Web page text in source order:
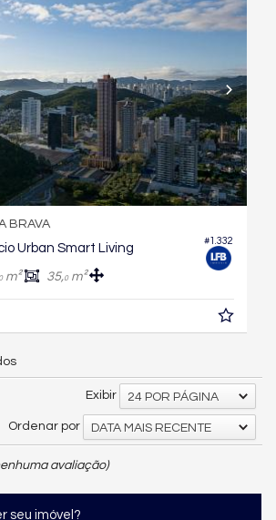
#1.332
BRAVA
Urban Smart Living
m² 35,0m²
Exibir 24 POR PÁGINA
Ordenar por DATA MAIS RECENTE
avaliação)
seu imóvel?